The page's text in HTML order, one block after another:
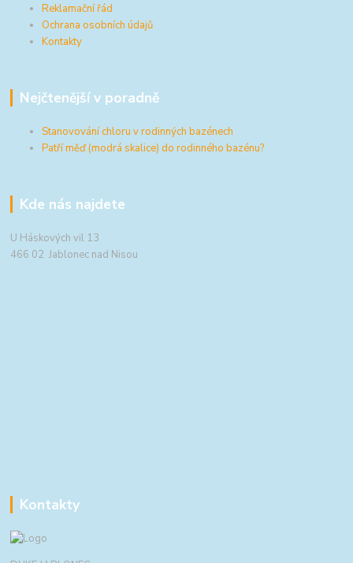
Reklamační řád
Ochrana osobních údajů
Kontakty
Nejčtenější v poradně
Stanovování chloru v rodinných bazénech
Patří měď (modrá skalice) do rodinného bazénu?
Kde nás najdete
U Háskových vil 13
466 02 Jablonec nad Nisou
Kontakty